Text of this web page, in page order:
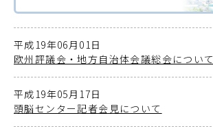
平成19年06月01日
欧州評議会・地方自治体会議総会について
平成19年05月17日
頭脳センター記者会見について